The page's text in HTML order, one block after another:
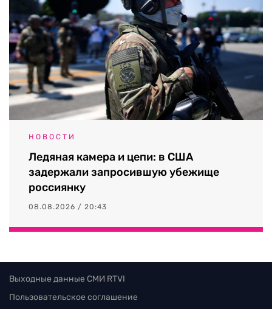
НОВОСТИ
Ледяная камера и цепи: в США
задержали запросившую убежище
россиянку
08.08.2026 / 20:43
Выходные данные СМИ RTVI
Пользовательское соглашение